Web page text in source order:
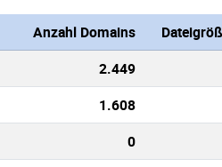
Anzahl Domains
2.449
1.608
0